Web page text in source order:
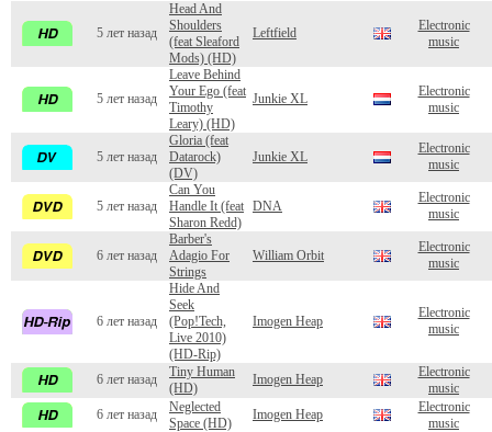
5 лет назад
Head And
Shoulders
(feat Sleaford
Mods) (HD)
Leftfield
Electronic
music
5 лет назад
Leave Behind
Your Ego (feat
Timothy
Leary) (HD)
Junkie XL
Electronic
music
5 лет назад
Gloria (feat
Datarock)
(DV)
Junkie XL
Electronic
music
5 лет назад
Can You
Handle It (feat
Sharon Redd)
DNA
Electronic
music
6 лет назад
Barber's
Adagio For
Strings
William Orbit
Electronic
music
6 лет назад
Hide And
Seek
(Pop!Tech,
Live 2010)
(HD-Rip)
Imogen Heap
Electronic
music
6 лет назад
Tiny Human
(HD)
Imogen Heap
Electronic
music
6 лет назад
Neglected
Space (HD)
Imogen Heap
Electronic
music